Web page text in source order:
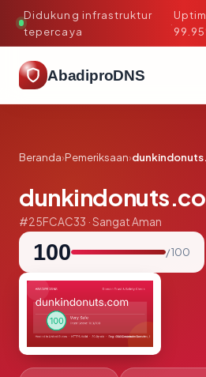
Didukung infrastruktur
tepercaya
·
AbadiproDNS
Beranda›Pemeriksaan›
#25FCAC33 · Sangat Aman
100 / 100